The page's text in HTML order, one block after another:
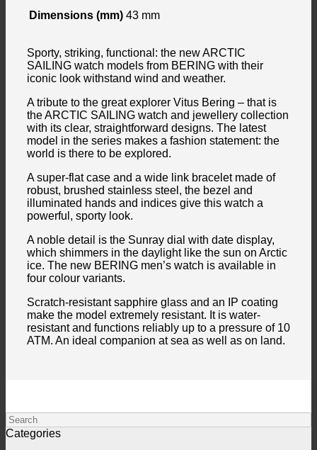
Dimensions (mm) 43 mm
Sporty, striking, functional: the new ARCTIC
SAILING watch models from BERING with their
iconic look withstand wind and weather.
A tribute to the great explorer Vitus Bering – that is
the ARCTIC SAILING watch and jewellery collection
with its clear, straightforward designs. The latest
model in the series makes a fashion statement: the
world is there to be explored.
A super-flat case and a wide link bracelet made of
robust, brushed stainless steel, the bezel and
illuminated hands and indices give this watch a
powerful, sporty look.
A noble detail is the Sunray dial with date display,
which shimmers in the daylight like the sun on Arctic
ice. The new BERING men’s watch is available in
four colour variants.
Scratch-resistant sapphire glass and an IP coating
make the model extremely resistant. It is water-
resistant and functions reliably up to a pressure of 10
ATM. An ideal companion at sea as well as on land.
Search
Categories